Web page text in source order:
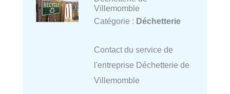
Villemomble
Catégorie : Déchetterie
Contact du service de
l'entreprise Déchetterie de
Villemomble